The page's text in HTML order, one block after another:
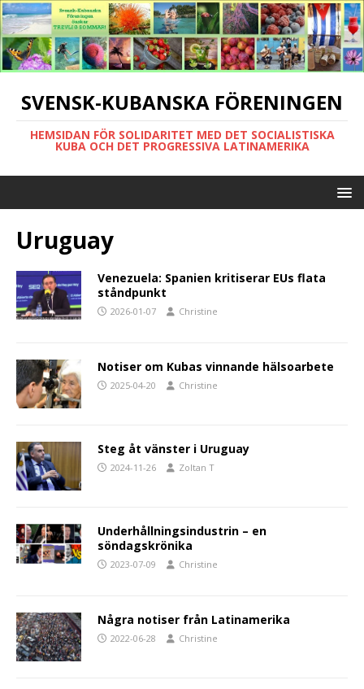
SVENSK-KUBANSKA FÖRENINGEN
HEMSIDAN FÖR SOLIDARITET MED DET SOCIALISTISKA
KUBA OCH DET PROGRESSIVA LATINAMERIKA
Uruguay
Venezuela: Spanien kritiserar EUs flata
ståndpunkt
2026-01-07 Christine
Notiser om Kubas vinnande hälsoarbete
2025-04-20 Christine
Steg åt vänster i Uruguay
2024-11-26 Zoltan T
Underhållningsindustrin – en
söndagskrönika
2023-07-09 Christine
Några notiser från Latinamerika
2022-06-28 Christine